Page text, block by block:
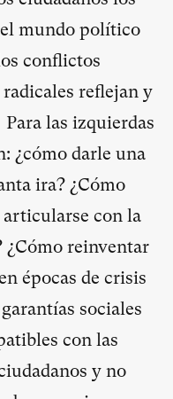
mundo político
conflictos
reflejan y
las izquierdas
¿cómo darle una
ira? ¿Cómo
articularse con la
¿Cómo reinventar
épocas de crisis
sociales
con las
y no